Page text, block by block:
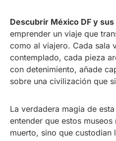
Descubrir México DF y
emprender un viaje que
como al viajero. Cada sala
contemplado, cada pieza
con detenimiento, añade
sobre una civilización que
La verdadera magia de
entender que estos
muerto, sino que custodian